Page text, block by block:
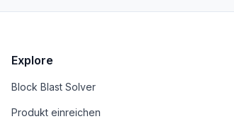
Explore
Block Blast Solver
Produkt einreichen